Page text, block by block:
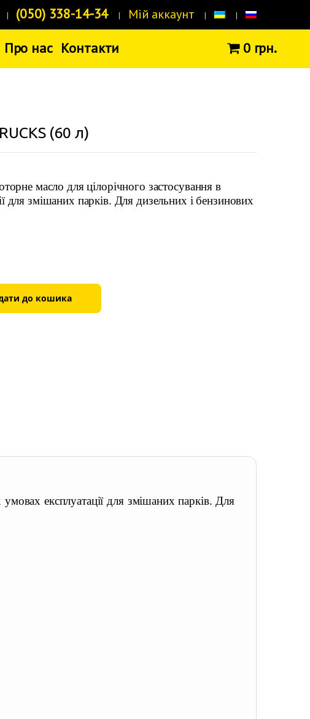
(050) 338-14-34 Мій аккаунт
Про нас Контакти 0 грн.
(60 л)
масло для цілорічного застосування в
для змішаних парків. Для дизельних і бензинових
до кошика
експлуатації для змішаних парків. Для